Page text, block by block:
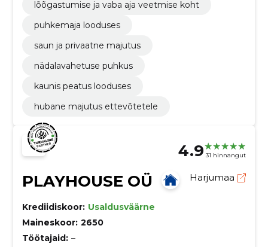
lõõgastumise ja vaba aja veetmise koht
puhkemaja looduses
saun ja privaatne majutus
nädalavahetuse puhkus
kaunis peatus looduses
hubane majutus ettevõtetele
4.9 31 hinnangut
PLAYHOUSE OÜ Harjumaa
Krediidiskoor: Usaldusväärne
Maineskoor: 2650
Töötajaid: –